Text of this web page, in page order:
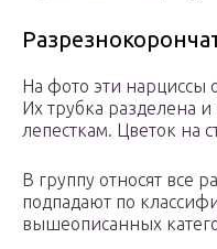
На фото эти нарциссы
Их трубка разделена
лепесткам. Цветок на
В группу относят все
подпадают по
вышеописанных